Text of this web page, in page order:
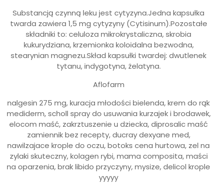
Substancją czynną leku jest cytyzyna.Jedna kapsułka
twarda zawiera 1,5 mg cytyzyny (Cytisinum).Pozostałe
składniki to: celuloza mikrokrystaliczna, skrobia
kukurydziana, krzemionka koloidalna bezwodna,
stearynian magnezu.Skład kapsułki twardej: dwutlenek
tytanu, indygotyna, żelatyna.
Aflofarm
nalgesin 275 mg, kuracja młodości bielenda, krem do rąk
mediderm, scholl spray do usuwania kurzajek i brodawek,
elocom maść, zakrztuszenie u dziecka, diprosalic maść
zamiennik bez recepty, ducray dexyane med,
nawilzajace krople do oczu, botoks cena hurtowa, zel na
zylaki skuteczny, kolagen rybi, mama composita, maści
na oparzenia, brak libido przyczyny, mysize, delicol krople
yyyyy